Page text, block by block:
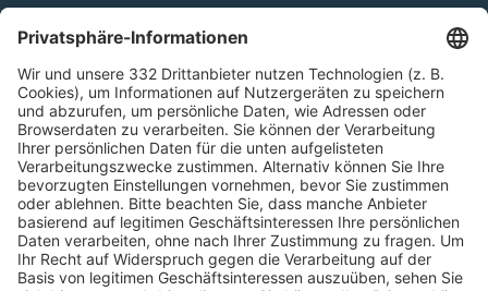
Kontakt
HÄUFIG BESUCHTE SEITEN
Pässe und Vereinswechsel
Trainerausbildung
Schulungsangebot Vereinsmitarbeiter
BFV-Geschäftsstellen
Trainerbörse
Login SpielPlus